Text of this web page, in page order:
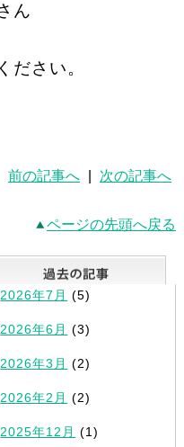
ん
ださい。
前の記事へ 次の記事へ
ページの先頭へ戻る
記事一覧
2026年7月 (5)
2026年6月 (3)
2026年3月 (2)
2026年2月 (2)
2025年12月 (1)